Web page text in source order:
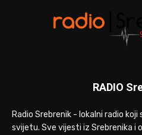
RADIO
Radio Srebrenik - lokalni radio koji
svijetu. Sve vijesti iz Srebrenika i